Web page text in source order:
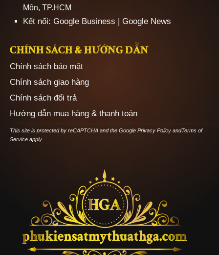
Môn, TP.HCM
Kết nối: Google Business | Google News
CHÍNH SÁCH & HƯỚNG DẪN
Chính sách bảo mật
Chính sách giao hàng
Chính sách đổi trả
Hướng dẫn mua hàng & thanh toán
This site is protected by reCAPTCHA and the Google Privacy PolicyandTerms of
Serviceapply.